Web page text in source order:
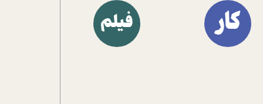
کار فیلم